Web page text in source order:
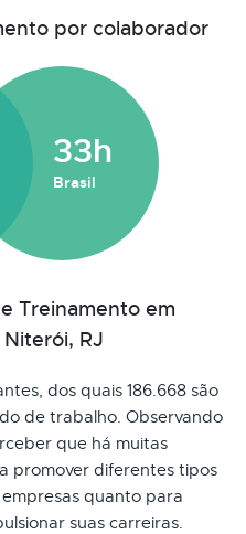
por colaborador
33h
Brasil
Treinamento em
RJ
dos quais 186.668 são
de trabalho. Observando
que há muitas
promover diferentes tipos
quanto para
suas carreiras.